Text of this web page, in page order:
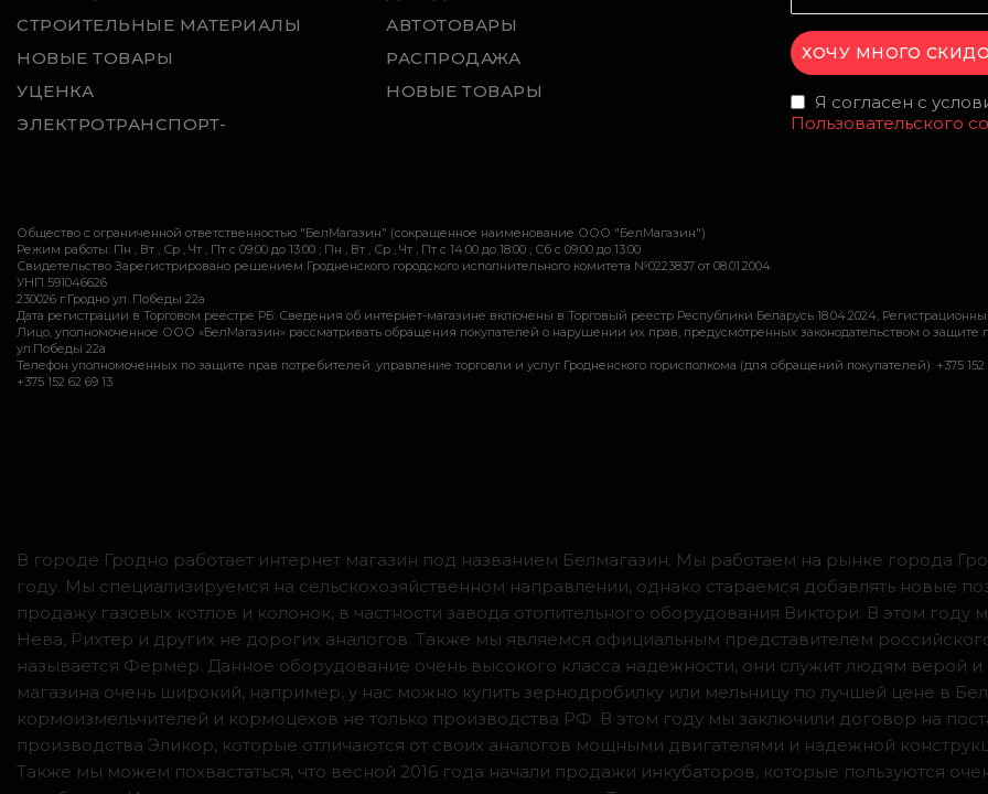
СТРОИТЕЛЬНЫЕ МАТЕРИАЛЫ
АВТОТОВАРЫ
НОВЫЕ ТОВАРЫ
РАСПРОДАЖА
УЦЕНКА
НОВЫЕ ТОВАРЫ
ЭЛЕКТРОТРАНСПОРТ-
Я согласен с
Пользовательского
Общество с ограниченной ответственностью "БелМагазин" (сокращенное наименование ООО "БелМагазин")
Режим работы: Пн , Вт , Ср , Чт , Пт c 09:00 до 13:00 ; Пн , Вт , Ср , Чт , Пт c 14:00 до 18:00 ; Сб c 09:00 до 13:00
Свидетельство Зарегистрировано решением Гродненского городского исполнительного комитета №0223837 от 08.01.2004
УНП 591046626
230026 г.Гродно ул. Победы 22а
Дата регистрации в Торговом реестре РБ: Сведения об интернет-магазине включены в Торговый реестр Республики Беларусь 18.04.2024,
Лицо, уполномоченное ООО «БелМагазин» рассматривать обращения покупателей о нарушении их прав, предусмотренных законодательством о защите
ул.Победы 22а
Телефон уполномоченных по защите прав потребителей: управление торговли и услуг Гродненского горисполкома (для обращений покупателей): +375 152 62
+375 152 62 69 13
В городе Гродно работает интернет магазин под названием Белмагазин. Мы работаем на рынке города
году. Мы специализируемся на сельскохозяйственном направлении, однако стараемся добавлять новые
продажу газовых котлов и колонок, в частности завода отопительного оборудования Виктори. В этом году
Нева, Рихтер и других не дорогих аналогов. Также мы являемся официальным представителем
называется Фермер. Данное оборудование очень высокого класса надежности, они служит людям верой
магазина очень широкий, например, у нас можно купить зернодробилку или мельницу по лучшей цене в
кормоизмельчителей и кормоцехов не только производства РФ. В этом году мы заключили договор на
производства Эликор, которые отличаются от своих аналогов мощными двигателями и надежной
Также мы можем похвастаться, что весной 2016 года начали продажи инкубаторов, которые пользуются